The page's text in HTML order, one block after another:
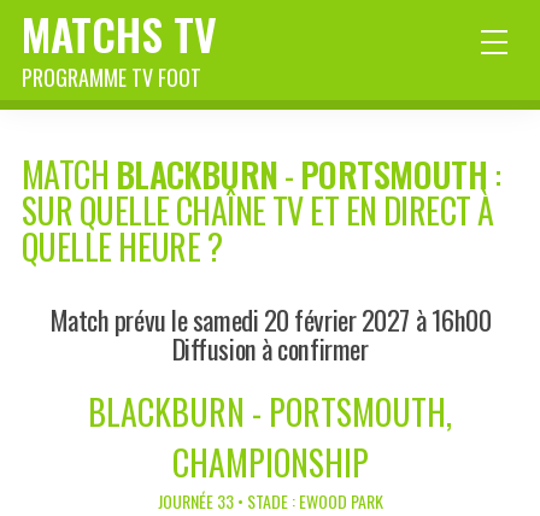
MATCHS TV
PROGRAMME TV FOOT
MATCH BLACKBURN-PORTSMOUTH :
SUR QUELLE CHAÎNE TV ET EN DIRECT À
QUELLE HEURE ?
Match prévu le samedi 20 février 2027 à 16h00
Diffusion à confirmer
BLACKBURN - PORTSMOUTH,
CHAMPIONSHIP
JOURNÉE 33 • STADE : EWOOD PARK